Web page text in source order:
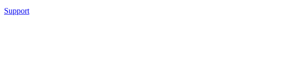
Support